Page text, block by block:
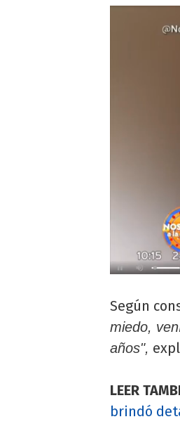
Según
miedo,
años",
LEER
brindó